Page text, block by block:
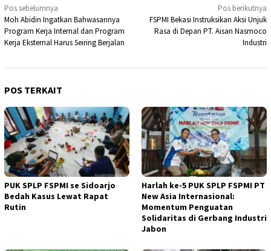
Navigasi
pos
Pos sebelumnya
Moh Abidin Ingatkan Bahwasannya
Program Kerja Internal dan Program
Kerja Eksternal Harus Seiring Berjalan
Pos berikutnya
FSPMI Bekasi Instruksikan Aksi Unjuk
Rasa di Depan PT. Aisan Nasmoco
Industri
POS TERKAIT
PUK SPLP FSPMI se Sidoarjo
Bedah Kasus Lewat Rapat
Rutin
Harlah ke-5 PUK SPLP FSPMI PT
New Asia Internasional:
Momentum Penguatan
Solidaritas di Gerbang Industri
Jabon